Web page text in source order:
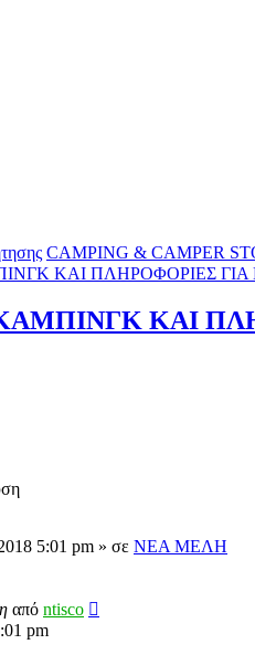
CAMPING & CAMPER
ΚΑΙ ΠΛΗΡΟΦΟΡΙΕΣ ΓΙΑ
ΚΑΙ
5:01 pm » σε ΝΕΑ ΜΕΛΗ
από ntisco
pm